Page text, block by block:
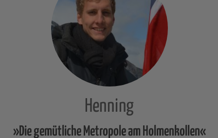
Henning
»Die gemütliche Metropole am Holmenkollen«